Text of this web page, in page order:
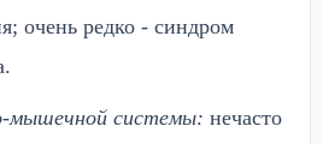
очень редко - синдром
мышечной системы: нечасто